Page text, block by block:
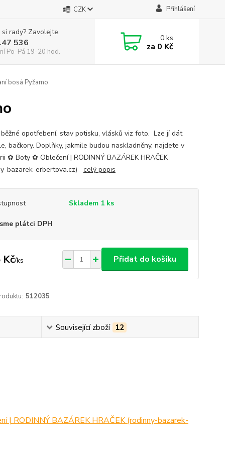
CZK Přihlášení
rady? Zavolejte.
536
Po-Pá 19-20 hod.
0ks
za 0 Kč
bosá Pyžamo
opotřebení, stav potisku, vlásků viz foto. Lze jí dát
bačkory. Doplňky, jakmile budou naskladněny, najdete v
✿ Boty ✿ Oblečení | RODINNÝ BAZÁREK HRAČEK
bazarek-erbertova.cz) celý popis
Skladem 1 ks
plátci DPH
Kč/ks Přidat do košíku
512035
Související zboží 12
| RODINNÝ BAZÁREK HRAČEK (rodinny-bazarek-